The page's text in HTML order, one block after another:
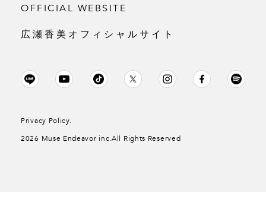
OFFICIAL WEBSITE
広瀬香美オフィシャルサイト
Privacy Policy.
2026 Muse Endeavor inc.All Rights Reserved